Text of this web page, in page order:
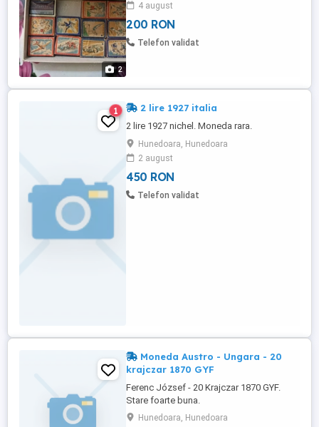
2
4 august
200 RON
Telefon validat
1 2 lire 1927 italia
2 lire 1927 nichel. Moneda rara.
Hunedoara, Hunedoara
2 august
450 RON
Telefon validat
Moneda Austro - Ungara - 20
krajczar 1870 GYF
Ferenc József - 20 Krajczar 1870 GYF.
Stare foarte buna.
Hunedoara, Hunedoara